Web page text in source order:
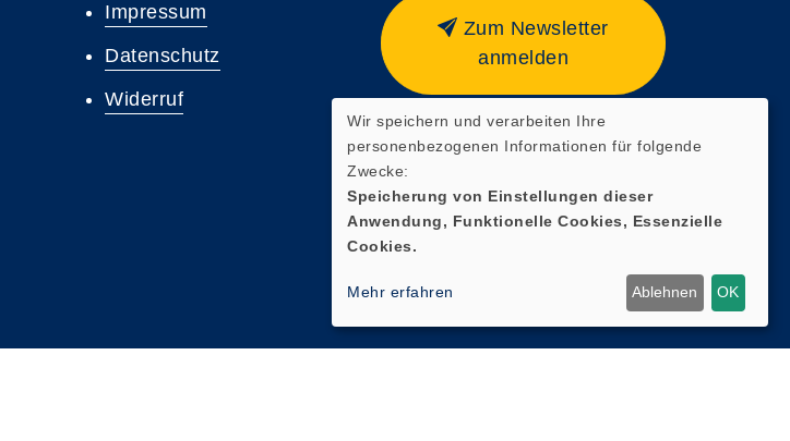
Impressum
Datenschutz
Widerruf
Zum Newsletter
anmelden
Wir speichern und verarbeiten Ihre
personenbezogenen Informationen für folgende
Zwecke:
Speicherung von Einstellungen dieser
Anwendung, Funktionelle Cookies, Essenzielle
Cookies.
Mehr erfahren Ablehnen OK